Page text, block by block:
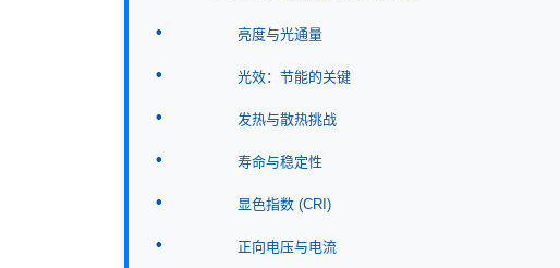
亮度与光通量
光效：节能的关键
发热与散热挑战
寿命与稳定性
显色指数 (CRI)
正向电压与电流